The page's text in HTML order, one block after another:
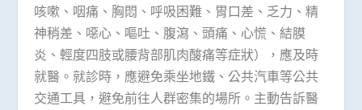
咳嗽、咽痛、胸悶、呼吸困難、胃口差、乏力、精
神稍差、噁心、嘔吐、腹瀉、頭痛、心慌、結膜
炎、輕度四肢或腰背部肌肉酸痛等症狀），應及時
就醫。就診時，應避免乘坐地鐵、公共汽車等公共
交通工具，避免前往人群密集的場所。主動告訴醫